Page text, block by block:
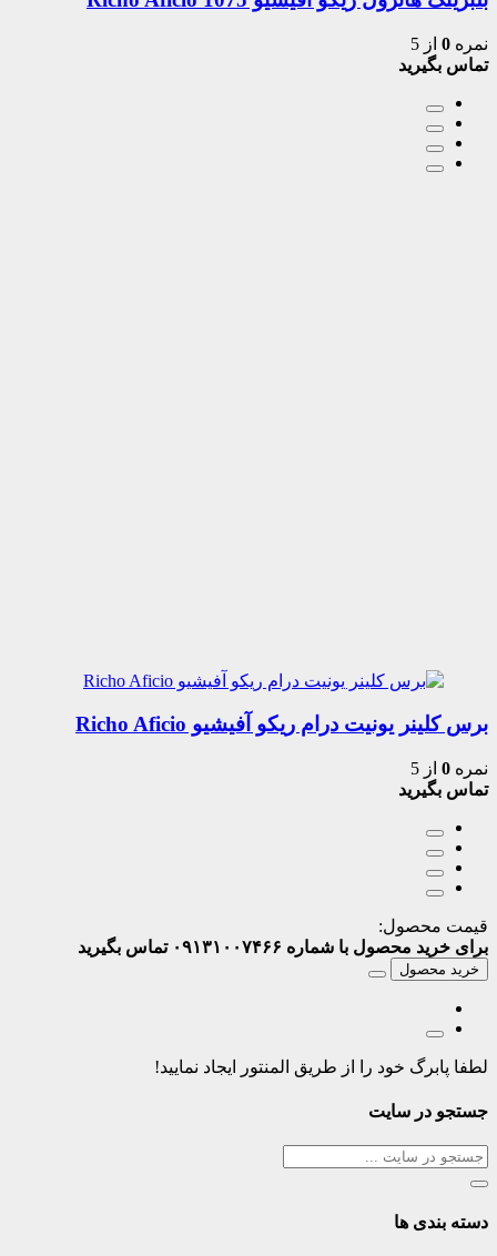
نمره 0 از 5
تماس بگیرید
برس کلینر یونیت درام ریکو آفیشیو Richo Aficio
نمره 0 از 5
تماس بگیرید
قیمت محصول:
برای خرید محصول با شماره ۰۹۱۳۱۰۰۷۴۶۶ تماس بگیرید
خرید محصول
لطفا پابرگ خود را از طریق المنتور ایجاد نمایید!
جستجو در سایت
دسته بندی ها